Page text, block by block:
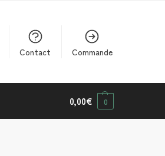
Contact Commande
0,00€ 0